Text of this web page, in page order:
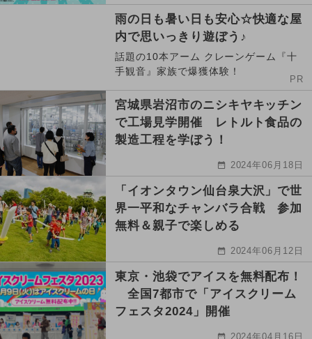
雨の日も暑い日も安心☆快適な屋
内で思いっきり遊ぼう♪
話題の10本アーム クレーンゲーム『十
手観音』家族で爆獲体験！
PR
宮城県岩沼市のニシキヤキッチン
で工場見学開催 レトルト食品の
製造工程を学ぼう！
2024年06月18日
「イオンタウン仙台泉大沢」で世
界一平和なチャンバラ合戦 参加
無料＆親子で楽しめる
2024年06月12日
東京・池袋でアイスを無料配布！
全国7都市で「アイスクリーム
フェスタ2024」開催
2024年04月16日